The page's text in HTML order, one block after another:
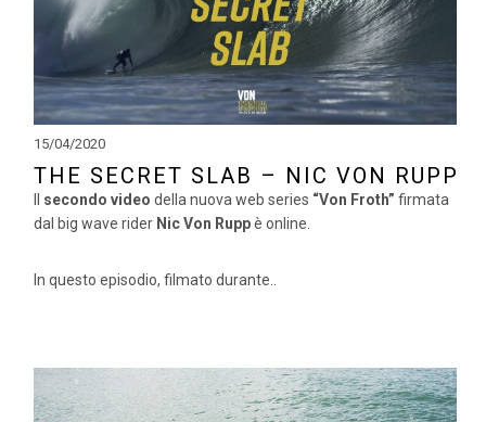
15/04/2020
THE SECRET SLAB – NIC VON RUPP
secondo video della nuova web series “Von Froth” firmata
dal big wave riderNic Von Ruppè online.
In questo episodio, filmato durante..